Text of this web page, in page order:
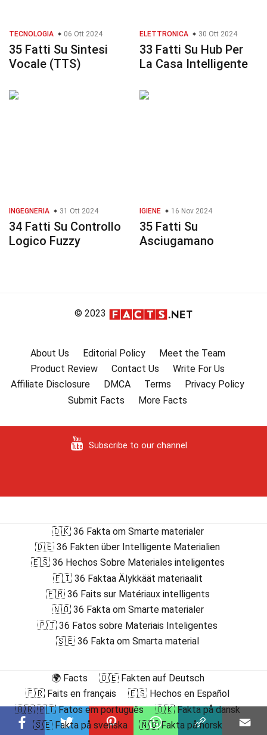
TECNOLOGIA 06 Ott 2024
35 Fatti Su Sintesi
Vocale (TTS)
ELETTRONICA 30 Ott 2024
33 Fatti Su Hub Per
La Casa Intelligente
INGEGNERIA 31 Ott 2024
34 Fatti Su Controllo
Logico Fuzzy
IGIENE 16 Nov 2024
35 Fatti Su
Asciugamano
© 2023
About Us Editorial Policy
Meet the Team
Product Review
Contact Us
Write For Us
Affiliate Disclosure
DMCA Terms
Privacy Policy
Submit Facts
More Facts
Subscribe to our channel
🇩🇰 36 Fakta om Smarte materialer
🇩🇪 36 Fakten über Intelligente Materialien
🇪🇸 36 Hechos Sobre Materiales inteligentes
🇫🇮 36 Faktaa Älykkäät materiaalit
🇫🇷 36 Faits sur Matériaux intelligents
🇳🇴 36 Fakta om Smarte materialer
🇵🇹 36 Fatos sobre Materiais Inteligentes
🇸🇪 36 Fakta om Smarta material
🌍 Facts
🇩🇪 Fakten auf Deutsch
🇫🇷 Faits en français
🇪🇸 Hechos en Español
🇧🇷 🇵🇹 Fatos em português
🇩🇰 Fakta på dansk
🇸🇪 Fakta på svenska
🇳🇴 Fakta på norsk